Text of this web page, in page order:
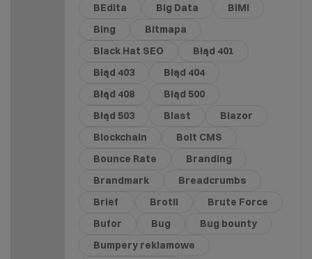
BEdita
Big Data
BIMI
Bing
Bitmapa
Black Hat SEO
Błąd 401
Błąd 403
Błąd 404
Błąd 408
Błąd 500
Błąd 503
Blast
Blazor
Blockchain
Bolt CMS
Bounce Rate
Branding
Brandmark
Breadcrumbs
Brief
Brotli
Brute Force
Bufor
Bug
Bug bounty
Bumpery reklamowe